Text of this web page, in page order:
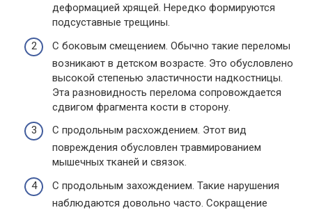
деформацией хрящей. Нередко формируются
подсуставные трещины.
С боковым смещением. Обычно такие переломы
возникают в детском возрасте. Это обусловлено
высокой степенью эластичности надкостницы.
Эта разновидность перелома сопровождается
сдвигом фрагмента кости в сторону.
С продольным расхождением. Этот вид
повреждения обусловлен травмированием
мышечных тканей и связок.
С продольным захождением. Такие нарушения
наблюдаются довольно часто. Сокращение